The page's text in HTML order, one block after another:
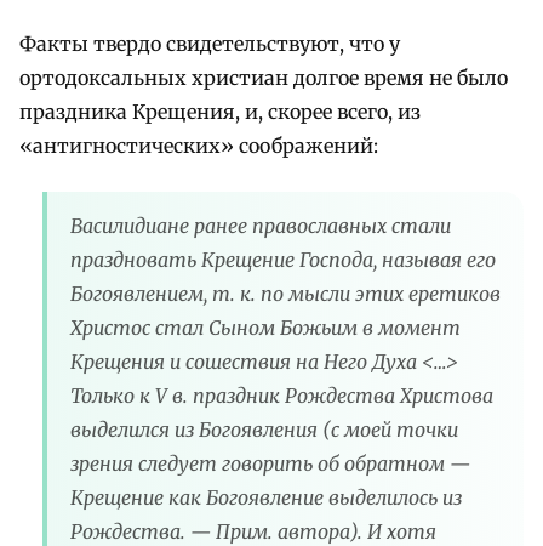
Факты твердо свидетельствуют, что у
ортодоксальных христиан долгое время не было
праздника Крещения, и, скорее всего, из
«антигностических» соображений:
Василидиане ранее православных стали
праздновать Крещение Господа, называя его
Богоявлением, т. к. по мысли этих еретиков
Христос стал Сыном Божьим в момент
Крещения и сошествия на Него Духа <…>
Только к V в. праздник Рождества Христова
выделился из Богоявления (с моей точки
зрения следует говорить об обратном —
Крещение как Богоявление выделилось из
Рождества. — Прим. автора). И хотя